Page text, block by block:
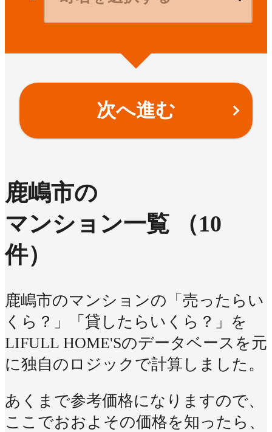
次へ進む
鹿嶋市の
マンション一覧
（10
件）
鹿嶋市のマンションの「売ったらい
くら？」「貸したらいくら？」を
LIFULL HOME'Sのデータベースを元
に独自のロジックで計算しました。
あくまで参考価格になりますので、
ここでおおよその価格を知ったら、